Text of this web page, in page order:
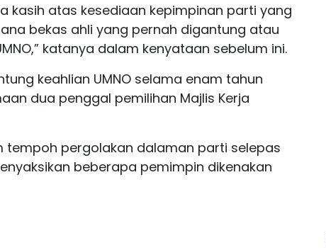
kasih atas kesediaan kepimpinan parti yang
bekas ahli yang pernah digantung atau
katanya dalam kenyataan sebelum ini.
keahlian UMNO selama enam tahun
dua penggal pemilihan Majlis Kerja
tempoh pergolakan dalaman parti selepas
beberapa pemimpin dikenakan